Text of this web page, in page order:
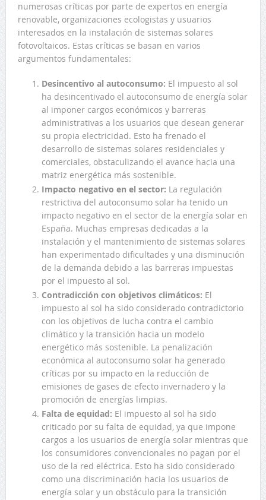
numerosas críticas por parte de expertos en energía
renovable, organizaciones ecologistas y usuarios
interesados en la instalación de sistemas solares
fotovoltaicos. Estas críticas se basan en varios
argumentos fundamentales:
Desincentivo al autoconsumo: El impuesto al sol
ha desincentivado el autoconsumo de energía solar
al imponer cargos económicos y barreras
administrativas a los usuarios que desean generar
su propia electricidad. Esto ha frenado el
desarrollo de sistemas solares residenciales y
comerciales, obstaculizando el avance hacia una
matriz energética más sostenible.
Impacto negativo en el sector: La regulación
restrictiva del autoconsumo solar ha tenido un
impacto negativo en el sector de la energía solar en
España. Muchas empresas dedicadas a la
instalación y el mantenimiento de sistemas solares
han experimentado dificultades y una disminución
de la demanda debido a las barreras impuestas
por el impuesto al sol.
Contradicción con objetivos climáticos: El
impuesto al sol ha sido considerado contradictorio
con los objetivos de lucha contra el cambio
climático y la transición hacia un modelo
energético más sostenible. La penalización
económica al autoconsumo solar ha generado
críticas por su impacto en la reducción de
emisiones de gases de efecto invernadero y la
promoción de energías limpias.
Falta de equidad: El impuesto al sol ha sido
criticado por su falta de equidad, ya que impone
cargos a los usuarios de energía solar mientras que
los consumidores convencionales no pagan por el
uso de la red eléctrica. Esto ha sido considerado
como una discriminación hacia los usuarios de
energía solar y un obstáculo para la transición